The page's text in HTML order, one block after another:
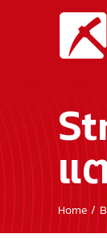
แ
Home